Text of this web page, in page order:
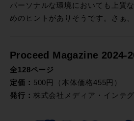
パーソナルな環境においても上質
めのヒントがありそうです。さぁ、
Proceed Magazine 2024-
全128ページ
定価： 500円（本体価格455円）
発行： 株式会社メディア・インテ